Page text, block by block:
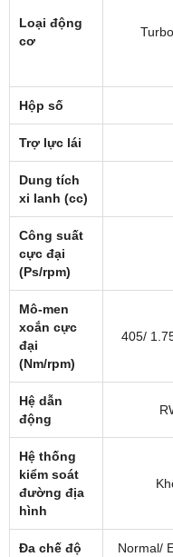
Loại động
cơ
Hộp số
Trợ lực lái
Dung tích
xi lanh (cc)
Công suất
cực đại
(Ps/rpm)
Mô-men
xoắn cực
đại
(Nm/rpm)
405/
Hệ dẫn
động
Hệ thống
kiểm soát
đường địa
hình
Đa chế độ
Normal/